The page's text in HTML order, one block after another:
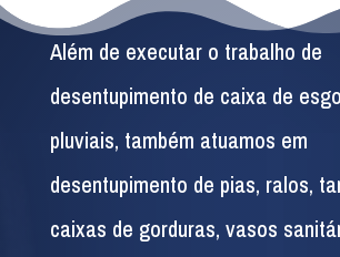
Além de executar o trabalho de
desentupimento de caixa de
pluviais, também atuamos em
desentupimento de pias, ralos,
caixas de gorduras, vasos